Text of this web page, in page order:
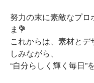
努力の末に素敵なプ
ま💐
これからは、素材と
しみながら、
“自分らしく輝く毎日”